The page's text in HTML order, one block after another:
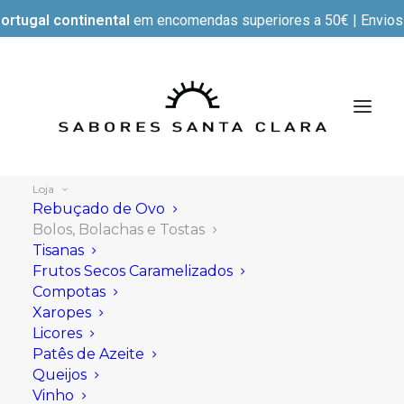
continental em encomendas superiores a 50€ |
Loja
Rebuçado de Ovo
Bolos, Bolachas e Tostas
Tisanas
Frutos Secos Caramelizados
Compotas
Xaropes
Licores
Patês de Azeite
Queijos
Vinho